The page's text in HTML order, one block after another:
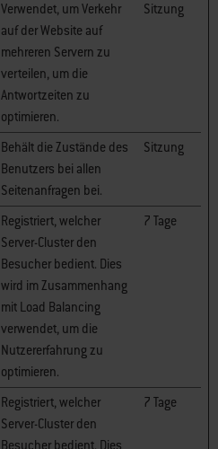
Verwendet, um Verkehr
auf der Website auf
mehreren Servern zu
verteilen, um die
Antwortzeiten zu
optimieren.
Sitzung
Behält die Zustände des
Benutzers bei allen
Seitenanfragen bei.
Sitzung
Registriert, welcher
Server-Cluster den
Besucher bedient. Dies
wird im Zusammenhang
mit Load Balancing
verwendet, um die
Nutzererfahrung zu
optimieren.
7 Tage
Registriert, welcher
Server-Cluster den
Besucher bedient. Dies
7 Tage